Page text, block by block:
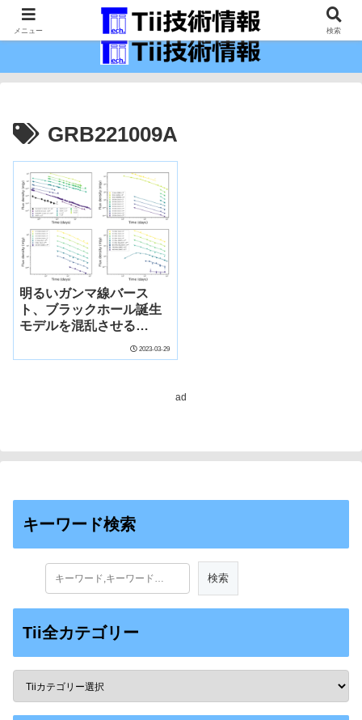
最新の科学技術の情報インフラ。
GRB221009A
明るいガンマ線バース
ト、ブラックホール誕生
モデルを混乱させる
(Bright gamma ray burst
confounds models of
2023-03-29
ad
キーワード検索
Tii全カテゴリー
メニュー 検索